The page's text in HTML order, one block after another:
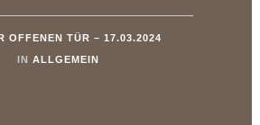
OFFENEN TÜR – 17.03.2024
IN ALLGEMEIN